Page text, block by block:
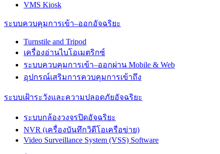
VMS Kiosk
ระบบควบคุมการเข้า–ออกอัจฉริยะ
Turnstile and Tripod
เครื่องอ่านไบโอเมตริกซ์
ระบบควบคุมการเข้า–ออกผ่าน Mobile & Web
อุปกรณ์เสริมการควบคุมการเข้าถึง
ระบบเฝ้าระวังและความปลอดภัยอัจฉริยะ
ระบบกล้องวงจรปิดอัจฉริยะ
NVR (เครื่องบันทึกวิดีโอเครือข่าย)
Video Surveillance System (VSS) Software